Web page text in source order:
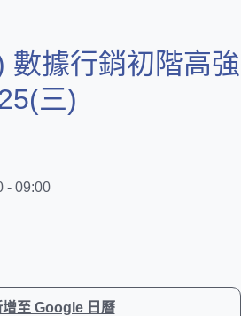
數據行銷初階高強
三)
- 09:00
至 Google 日曆